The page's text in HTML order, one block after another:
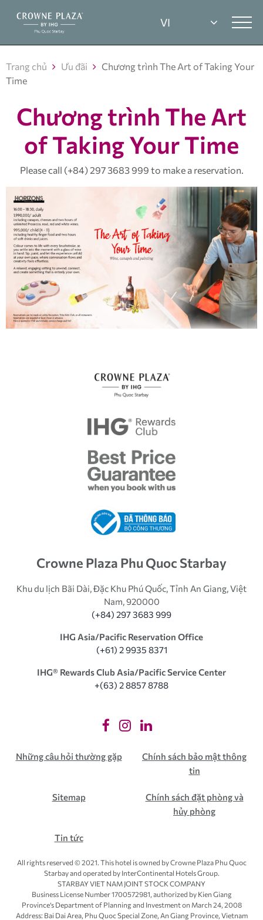
Trang chủ Ưu đãi
Chương trình The Art of Taking Your
Time
Chương trình The Art
of Taking Your Time
Please call (+84) 297 3683 999 to make a reservation.
Crowne Plaza Phu Quoc Starbay
Khu du lịch Bãi Dài, Đặc Khu Phú Quốc, Tỉnh An Giang, Việt
Nam, 920000
(+84) 297 3683 999
IHG Asia/Pacific Reservation Office
(+61) 2 9935 8371
IHG®️ Rewards Club Asia/Pacific Service Center
+(63) 2 8857 8788
Những câu hỏi thường gặp
Chính sách bảo mật thông
tin
Sitemap
Chính sách đặt phòng và
hủy phòng
Tin tức
All rights reserved © 2021. This hotel is owned by Crowne Plaza Phu Quoc
Starbay and operated by InterContinental Hotels Group.
STARBAY VIET NAM JOINT STOCK COMPANY
Business License Number 1700572981, authorized by Kien Giang
Province’s Department of Planning and Investmenton March 24, 2008
Address: Bai Dai Area, Phu Quoc Special Zone, An Giang Province, Vietnam